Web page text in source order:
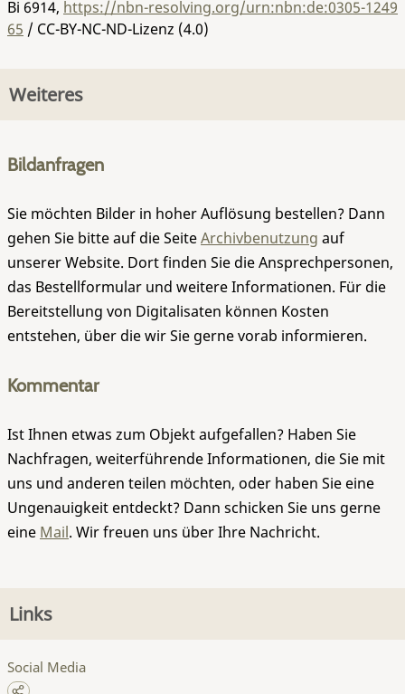
Bi 6914, https://nbn-resolving.org/urn:nbn:de:0305-1249
65 / CC-BY-NC-ND-Lizenz (4.0)
Weiteres
Bildanfragen
Sie möchten Bilder in hoher Auflösung bestellen? Dann
gehen Sie bitte auf die SeiteArchivbenutzung auf
unserer Website. Dort finden Sie die Ansprechpersonen,
das Bestellformular und weitere Informationen. Für die
Bereitstellung von Digitalisaten können Kosten
entstehen, über die wir Sie gerne vorab informieren.
Kommentar
Ist Ihnen etwas zum Objekt aufgefallen? Haben Sie
Nachfragen, weiterführende Informationen, die Sie mit
uns und anderen teilen möchten, oder haben Sie eine
Ungenauigkeit entdeckt? Dann schicken Sie uns gerne
eine Mail. Wir freuen uns über Ihre Nachricht.
Links
Social Media